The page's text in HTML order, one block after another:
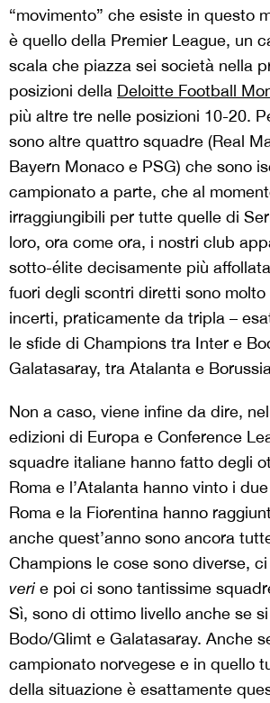
“movimento” che esiste in questo
è quello della Premier League, un
scala che piazza sei società nella
posizioni della Deloitte Football
più altre tre nelle posizioni 10-20.
sono altre quattro squadre (Real
Bayern Monaco e PSG) che sono
campionato a parte, che al
irraggiungibili per tutte quelle di
loro, ora come ora, i nostri club
sotto-élite decisamente più
fuori degli scontri diretti sono
incerti, praticamente da tripla –
le sfide di Champions tra Inter e
Galatasaray, tra Atalanta e
Non a caso, viene infine da dire,
edizioni di Europa e Conference
squadre italiane hanno fatto degli
Roma e l’Atalanta hanno vinto i
Roma e la Fiorentina hanno
anche quest’anno sono ancora
Champions le cose sono diverse,
veri e poi ci sono tantissime
Sì, sono di ottimo livello anche se
Bodo/Glimt e Galatasaray. Anche
campionato norvegese e in quello
della situazione è esattamente